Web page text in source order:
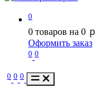
0
0 товаров на 0 p
Оформить заказ
0 0
0 0 0